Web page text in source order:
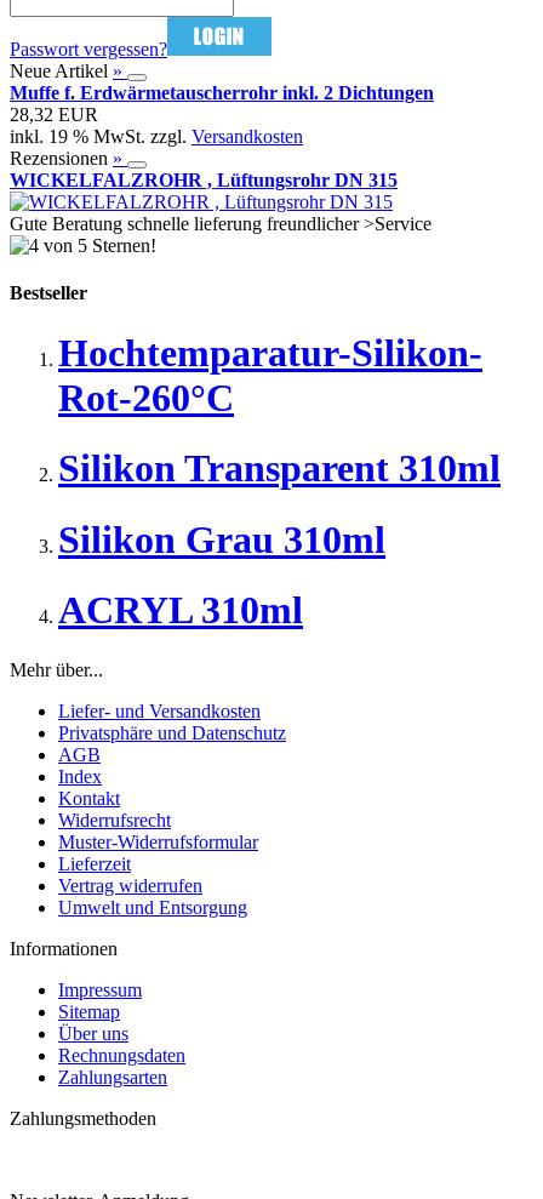
Passwort vergessen?
Neue Artikel »
Muffe f. Erdwärmetauscherrohr inkl. 2 Dichtungen
28,32 EUR
inkl. 19 % MwSt. zzgl. Versandkosten
Rezensionen »
WICKELFALZROHR , Lüftungsrohr DN 315
Gute Beratung schnelle lieferung freundlicher >Service
Bestseller
Hochtemparatur-Silikon-
Rot-260°C
Silikon Transparent 310ml
Silikon Grau 310ml
ACRYL 310ml
Mehr über...
Liefer- und Versandkosten
Privatsphäre und Datenschutz
AGB
Index
Kontakt
Widerrufsrecht
Muster-Widerrufsformular
Lieferzeit
Vertrag widerrufen
Umwelt und Entsorgung
Informationen
Impressum
Sitemap
Über uns
Rechnungsdaten
Zahlungsarten
Zahlungsmethoden